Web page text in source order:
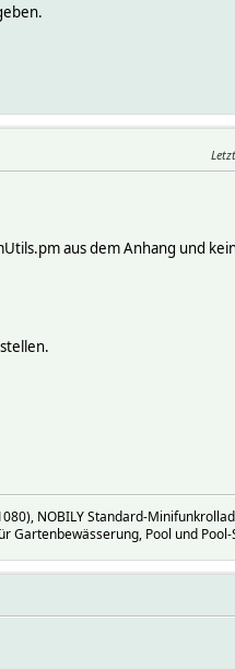
aus dem Anhang und
NOBILY Standard-
Gartenbewässerung, Pool und Pool-